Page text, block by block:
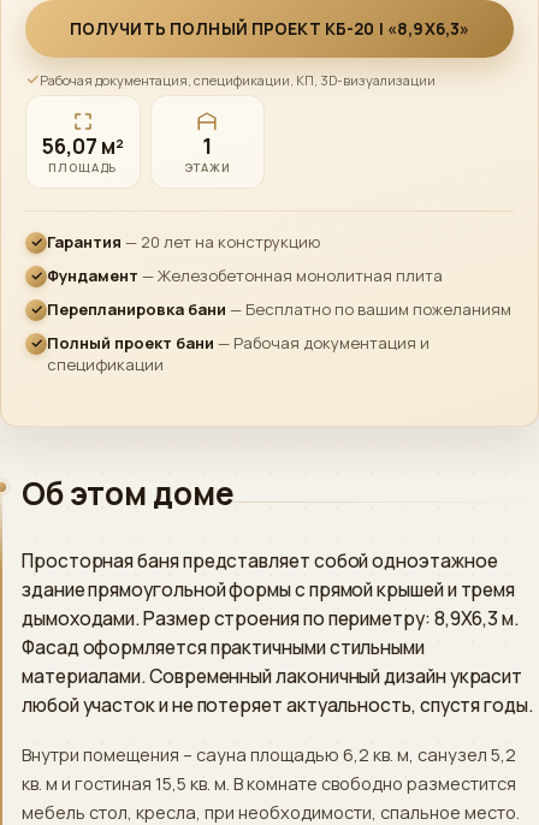
ПОЛУЧИТЬ ПОЛНЫЙ ПРОЕКТ КБ-20 | «8,9X6,3»
Рабочая документация, спецификации, КП, 3D-визуализации
56,07 м²
ПЛОЩАДЬ
1
ЭТАЖИ
Гарантия — 20 лет на конструкцию
Фундамент — Железобетонная монолитная плита
Перепланировка бани — Бесплатно по вашим пожеланиям
Полный проект бани — Рабочая документация и
спецификации
Об этом доме
Просторная баня представляет собой одноэтажное
здание прямоугольной формы с прямой крышей и тремя
дымоходами. Размер строения по периметру: 8,9X6,3 м.
Фасад оформляется практичными стильными
материалами. Современный лаконичный дизайн украсит
любой участок и не потеряет актуальность, спустя годы.
Внутри помещения – сауна площадью 6,2 кв. м, санузел 5,2
кв. м и гостиная 15,5 кв. м. В комнате свободно разместится
мебель стол, кресла, при необходимости, спальное место.
Директ
MAX
Напишите нам
ПОЗВОНИТЬ
+7 (812) 777-00-92 ›